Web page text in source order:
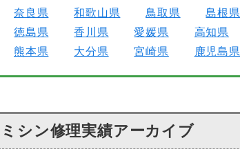
奈良県
和歌山県 鳥取県 島根県
徳島県
香川県 愛媛県 高知県
熊本県
大分県 宮崎県 鹿児島県
ミシン修理実績アーカイブ